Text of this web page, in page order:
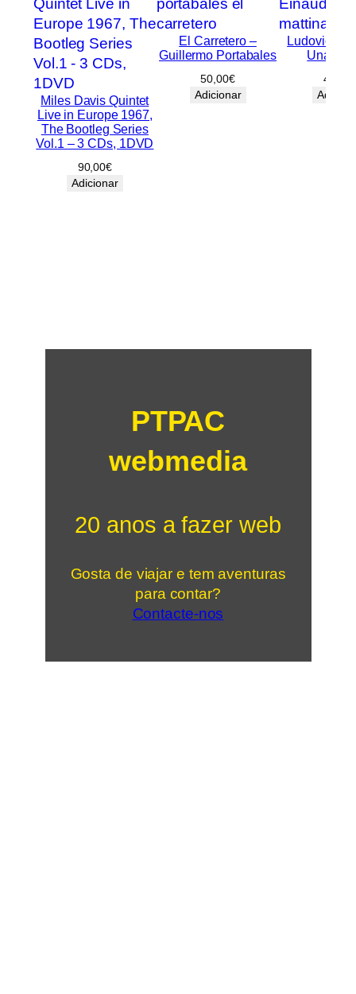
Miles Davis Quintet
Live in Europe 1967,
The Bootleg Series
Vol.1 – 3 CDs, 1DVD
90,00€
Adicionar
El Carretero –
Guillermo Portabales
50,00€
Adicionar
Ludovico
Una
40,00
PTPAC
webmedia
20 anos a fazer web
Gosta de viajar e tem aventuras
para contar?
Contacte-nos